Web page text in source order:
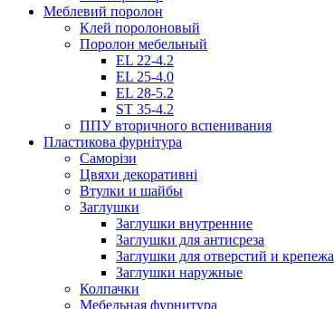
Меблевий поролон
Клей поролоновый
Поролон мебельный
EL 22-4.2
EL 25-4.0
EL 28-5.2
ST 35-4.2
ППУ вторичного вспенивания
Пластикова фурнітура
Саморізи
Цвяхи декоративні
Втулки и шайбы
Заглушки
Заглушки внутренние
Заглушки для антисреза
Заглушки для отверстий и крепежа
Заглушки наружные
Колпачки
Мебельная фурнитура